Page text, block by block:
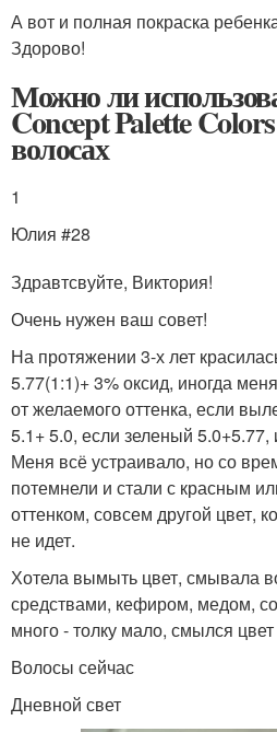
А вот и полная покраска
Здорово!
Можно ли
Concept Palette
волосах
1
Юлия #28
Здравтсвуйте, Виктория!
Очень нужен ваш совет!
На протяжении 3-х лет
5.77(1:1)+ 3% оксид, иногда
от желаемого оттенка, если
5.1+ 5.0, если зеленый 5.0+5.77,
Меня всё устраивало, но со
потемнели и стали с красным
оттенком, совсем другой цвет,
не идет.
Хотела вымыть цвет, смывала
средствами, кефиром, медом,
много - толку мало, смылся цвет
Волосы сейчас
Дневной свет